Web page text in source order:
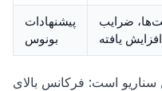
پیشنهادات
بونوس
ضرایب
افزایش یافته
است: فرکانس بالای